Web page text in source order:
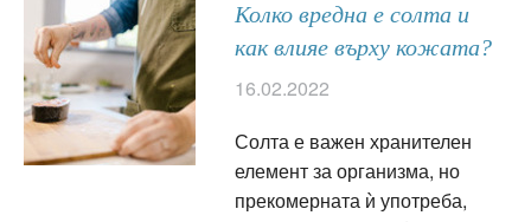
Колко вредна е солта и
как влияе върху кожата?
16.02.2022
Солта е важен хранителен
елемент за организма, но
прекомерната ѝ употреба,